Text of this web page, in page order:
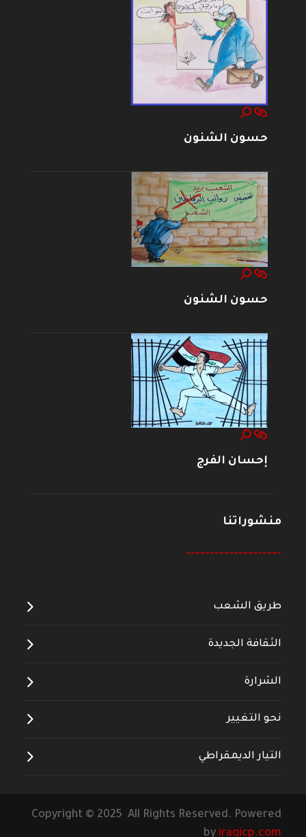
حسون الشنون
حسون الشنون
إحسان الفرج
منشوراتنا
--------------------
طريق الشعب
الثقافة الجديدة
الشرارة
نحو التغيير
التيار الديمقراطي
Copyright © 2025 All Rights Reserved. Powered
by iraqicp.com